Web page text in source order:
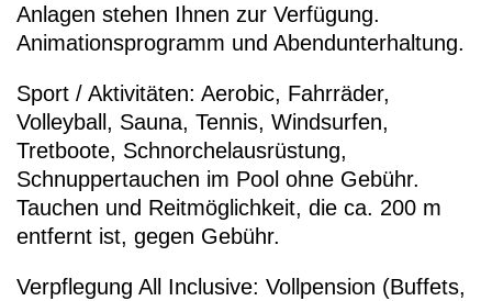
Anlagen stehen Ihnen zur Verfügung.
Animationsprogramm und Abendunterhaltung.
Sport / Aktivitäten: Aerobic, Fahrräder,
Volleyball, Sauna, Tennis, Windsurfen,
Tretboote, Schnorchelausrüstung,
Schnuppertauchen im Pool ohne Gebühr.
Tauchen und Reitmöglichkeit, die ca. 200 m
entfernt ist, gegen Gebühr.
Verpflegung All Inclusive: Vollpension (Buffets,